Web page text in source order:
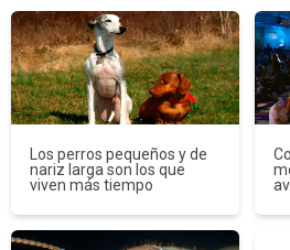
Los perros pequeños y de
nariz larga son los que
viven más tiempo